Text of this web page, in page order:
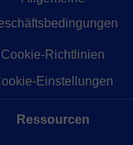
Cookie-Richtlinien
Einstellungen
Ressourcen